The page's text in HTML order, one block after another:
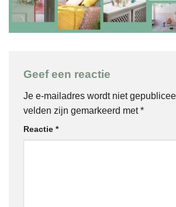
Geef een reactie
Je e-mailadres wordt niet
velden zijn gemarkeerd met*
Reactie *